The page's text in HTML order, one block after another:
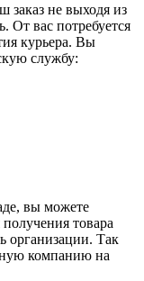
заказ не выходя из
От вас потребуется
курьера. Вы
службу:
вы можете
товара
организации. Так
компанию на